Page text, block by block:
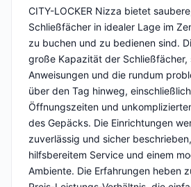
CITY-LOCKER Nizza bietet
Schließfächer in idealer Lage im
zu buchen und zu bedienen sind.
große Kapazität der Schließfächer,
Anweisungen und die rundum
über den Tag hinweg,
Öffnungszeiten und
des Gepäcks. Die Einrichtungen
zuverlässig und sicher
hilfsbereitem Service und einem
Ambiente. Die Erfahrungen heben